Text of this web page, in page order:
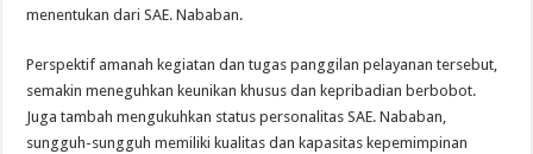
menentukan dari SAE. Nababan.
Perspektif amanah kegiatan dan tugas panggilan pelayanan tersebut,
semakin meneguhkan keunikan khusus dan kepribadian berbobot.
Juga tambah mengukuhkan status personalitas SAE. Nababan,
sungguh-sungguh memiliki kualitas dan kapasitas kepemimpinan